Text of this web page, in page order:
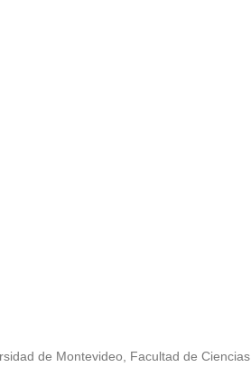
de Montevideo, Facultad de Ciencias